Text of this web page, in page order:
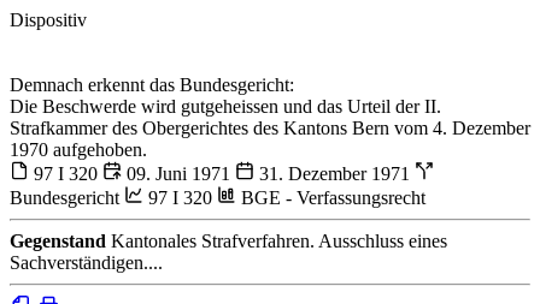
Dispositiv
Demnach erkennt das Bundesgericht:
Die Beschwerde wird gutgeheissen und das Urteil der II.
Strafkammer des Obergerichtes des Kantons Bern vom 4. Dezember
1970 aufgehoben.
97 I 320
09. Juni 1971
31. Dezember 1971
Bundesgericht
97 I 320 BGE - Verfassungsrecht
Gegenstand Kantonales Strafverfahren. Ausschluss eines
Sachverständigen....